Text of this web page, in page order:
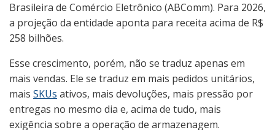
Brasileira de Comércio Eletrônico (ABComm). Para 2026,
a projeção da entidade aponta para receita acima de R$
258 bilhões.
Esse crescimento, porém, não se traduz apenas em
mais vendas. Ele se traduz em mais pedidos unitários,
mais SKUs ativos, mais devoluções, mais pressão por
entregas no mesmo dia e, acima de tudo, mais
exigência sobre a operação de armazenagem.